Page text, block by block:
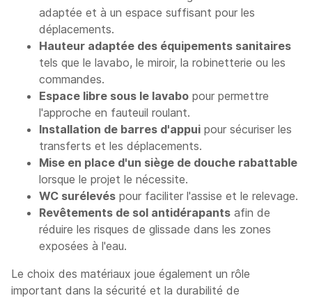
adaptée et à un espace suffisant pour les
déplacements.
Hauteur adaptée des équipements sanitaires
tels que le lavabo, le miroir, la robinetterie ou les
commandes.
Espace libre sous le lavabo pour permettre
l'approche en fauteuil roulant.
Installation de barres d'appui pour sécuriser les
transferts et les déplacements.
Mise en place d'un siège de douche rabattable
lorsque le projet le nécessite.
WC surélevés pour faciliter l'assise et le relevage.
Revêtements de sol antidérapants afin de
réduire les risques de glissade dans les zones
exposées à l'eau.
Le choix des matériaux joue également un rôle
important dans la sécurité et la durabilité de